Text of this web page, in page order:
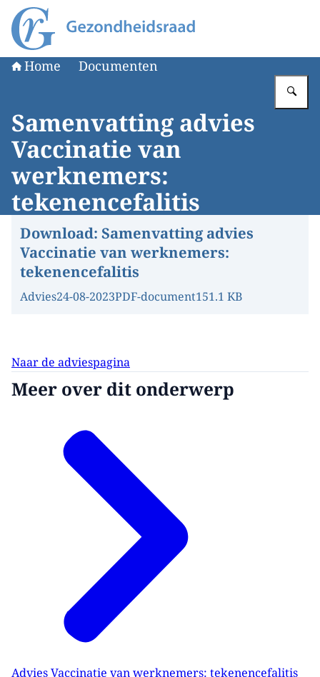
Naar de homepage van Gezondheidsraad
Home Documenten
Samenvatting advies
Vaccinatie van
werknemers:
tekenencefalitis
Download: Samenvatting advies
Vaccinatie van werknemers:
tekenencefalitis
Advies24-08-2023PDF-document151.1 KB
Naar de adviespagina
Meer over dit onderwerp
Advies Vaccinatie van werknemers: tekenencefalitis